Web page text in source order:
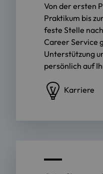
Von der ersten
Praktikum bis
feste Stelle
Career Service
Unterstützung
persönlich auf
Karriere